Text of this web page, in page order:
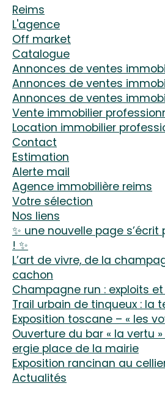
reims
l'agence
off market
catalogue
annonces de ventes
annonces de ventes
annonces de ventes
vente immobilier
location immobilier
contact
estimation
alerte mail
agence immobilière reims
votre sélection
nos liens
✨ une nouvelle page s’écrit pour notre agence
! ✨
l’art de vivre, de la champagne au bassin d’ar
cachon
champagne run : exploits
trail urbain de tinqueux : la
exposition toscane – « les
ouverture du bar « la vertu » – une nouvelle én
ergie place de la mairie
exposition rancinan au
actualités